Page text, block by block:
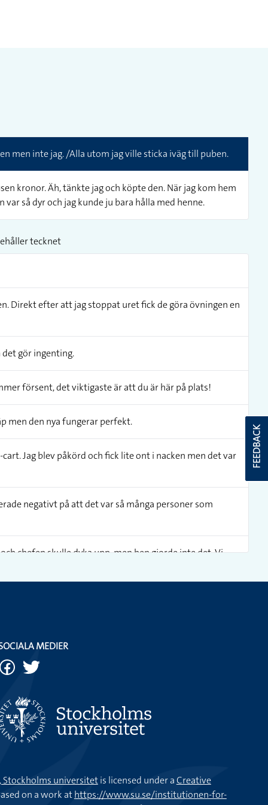
men inte jag. /Alla utom jag ville sticka iväg till puben.
kronor. Äh, tänkte jag och köpte den. När jag kom hem
var så dyr och jag kunde ju bara hålla med henne.
tecknet
Direkt efter att jag stoppat uret fick de göra övningen en
gör ingenting.
försent, det viktigaste är att du är här på plats!
men den nya fungerar perfekt.
Jag blev påkörd och fick lite ont i nacken men det var
negativt på att det var så många personer som
chefen skulle dyka upp, men hen gjorde inte det. Vi
är inte giftig, så det är ingen fara.
tiden.
förbaskat nog fått parkeringsböter. Jag berättade det för
göra en omkörning när jag såg en lastbil närma sig. Jag
undan strax innan lastbilen passerade
FEEDBACK
MEDIER
universitetis licensed under aCreative
on a work athttps://www.su.se/institutionen-for-